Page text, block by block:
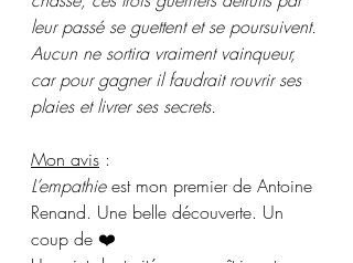
leur passé se guettent et se poursuivent.
Aucun ne sortira vraiment vainqueur,
car pour gagner il faudrait rouvrir ses
plaies et livrer ses secrets.
Mon avis :
L’empathie est mon premier de Antoine
Renand. Une belle découverte. Un
coup de ❤️